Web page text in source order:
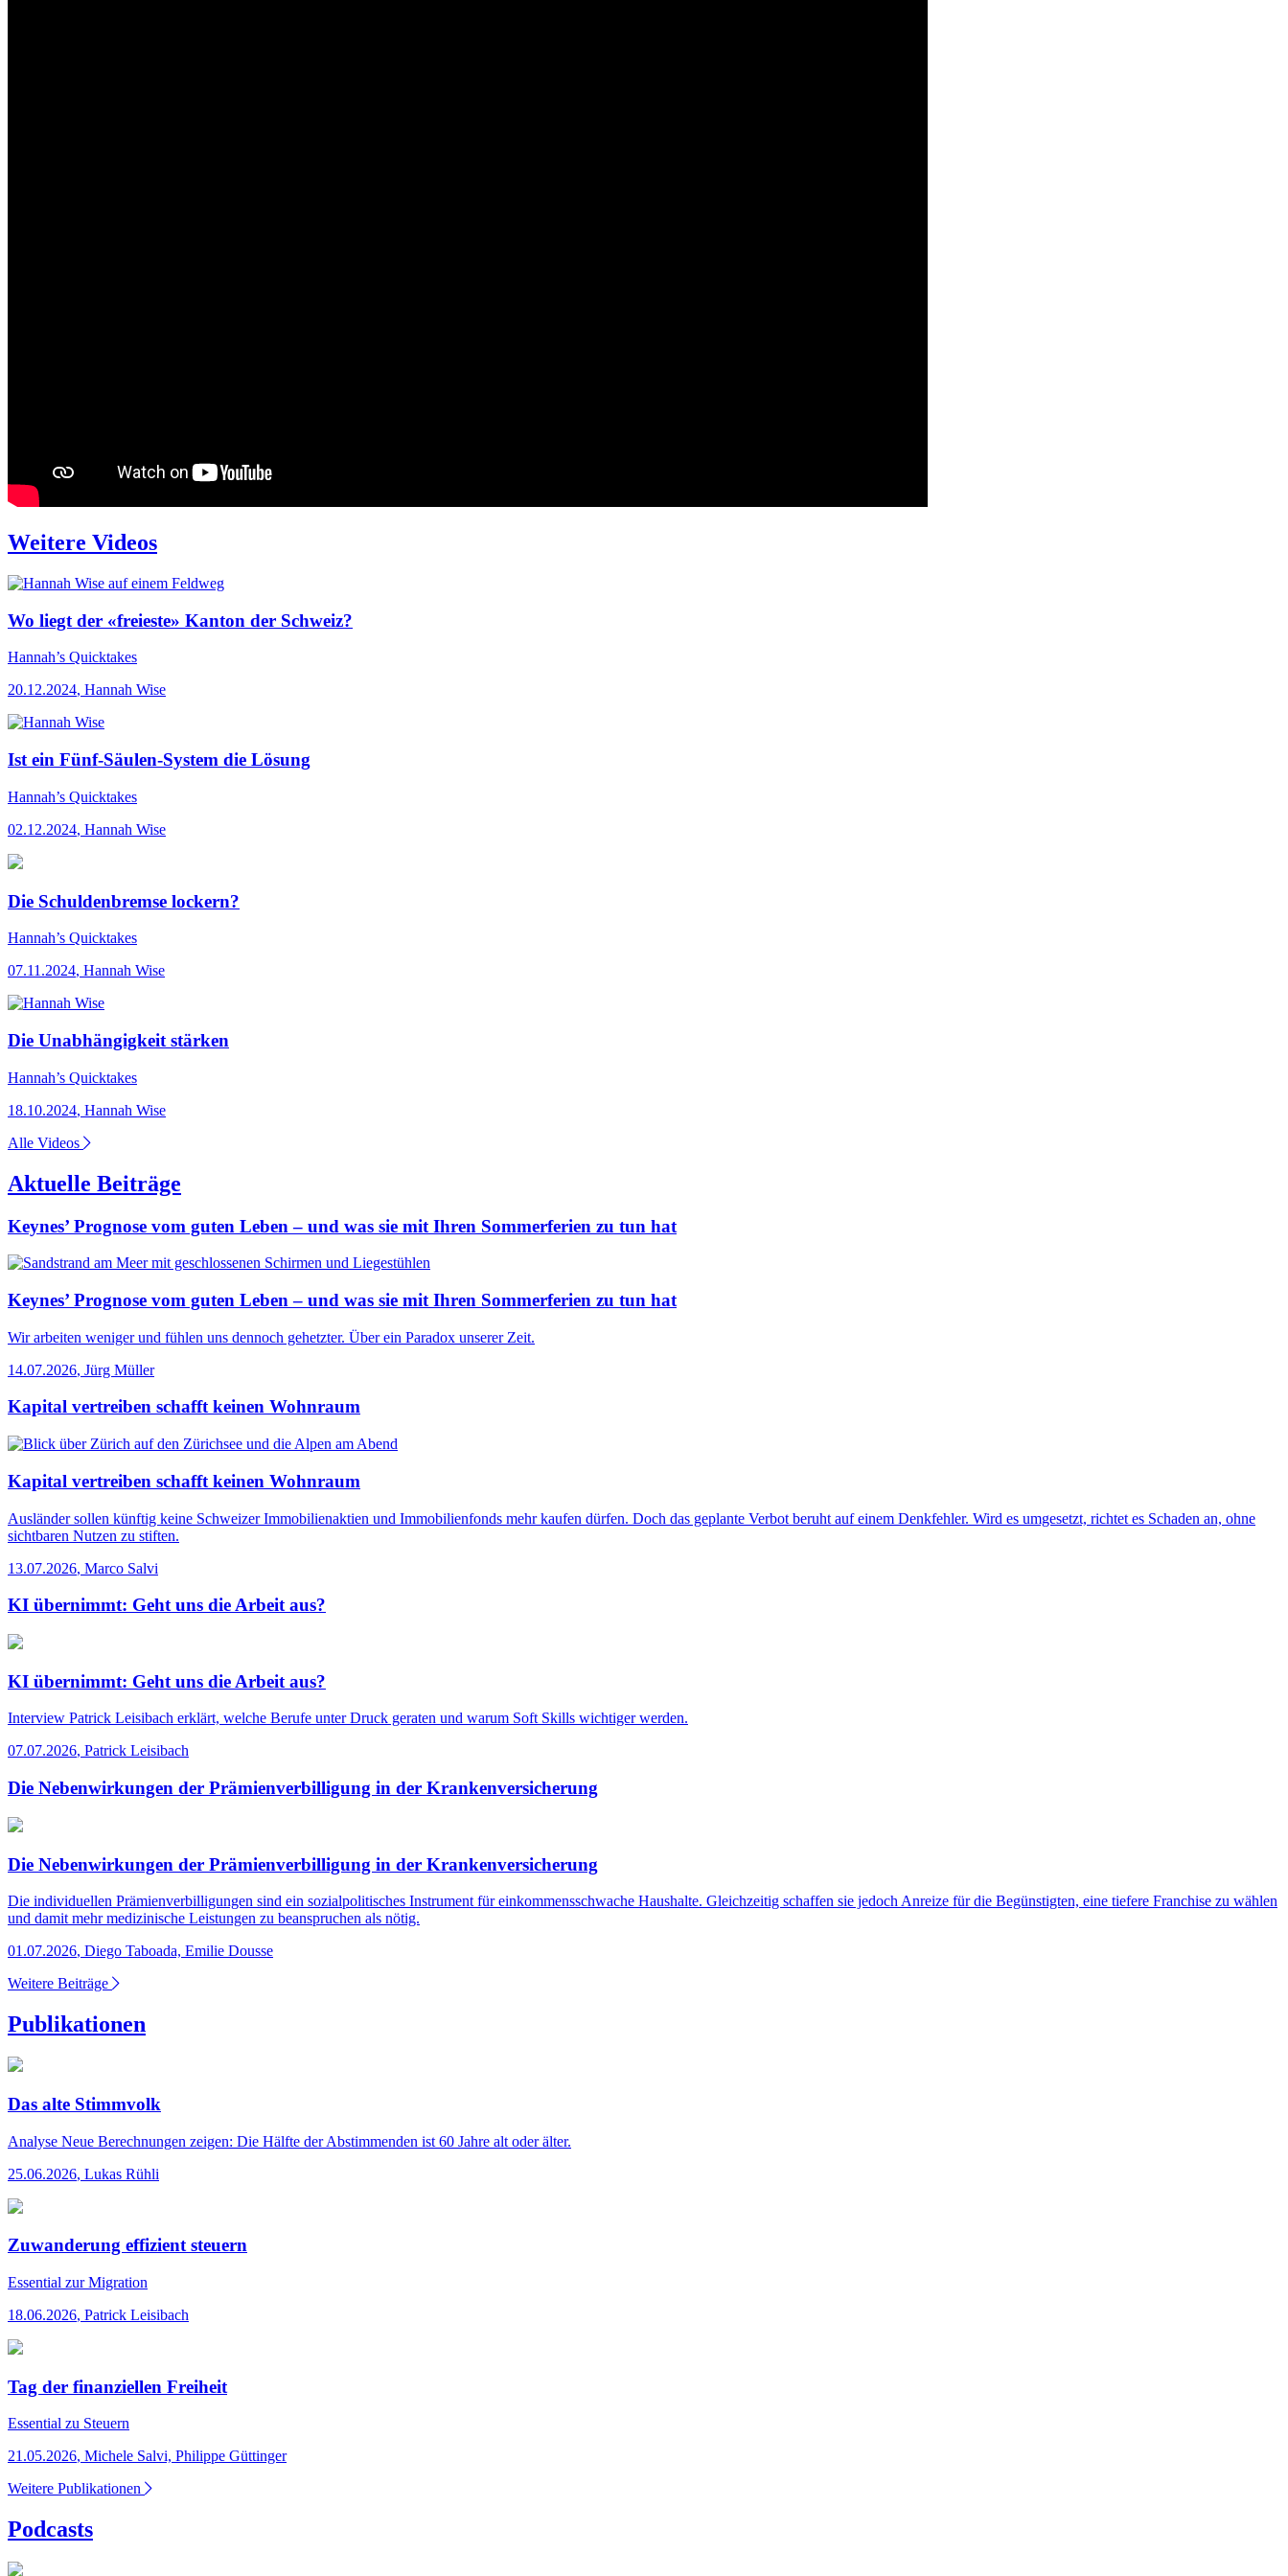
Weitere Videos
Wo liegt der «freieste» Kanton der Schweiz?
Hannah’s Quicktakes
20.12.2024, Hannah Wise
Ist ein Fünf-Säulen-System die Lösung
Hannah’s Quicktakes
02.12.2024, Hannah Wise
Die Schuldenbremse lockern?
Hannah’s Quicktakes
07.11.2024, Hannah Wise
Die Unabhängigkeit stärken
Hannah’s Quicktakes
18.10.2024, Hannah Wise
Alle Videos
Aktuelle Beiträge
Keynes’ Prognose vom guten Leben – und was sie mit Ihren Sommerferien zu tun hat
Keynes’ Prognose vom guten Leben – und was sie mit Ihren Sommerferien zu tun hat
Wir arbeiten weniger und fühlen uns dennoch gehetzter. Über ein Paradox unserer Zeit.
14.07.2026, Jürg Müller
Kapital vertreiben schafft keinen Wohnraum
Kapital vertreiben schafft keinen Wohnraum
Ausländer sollen künftig keine Schweizer Immobilienaktien und Immobilienfonds mehr kaufen dürfen. Doch das geplante Verbot beruht auf einem Denkfehler. Wird es umgesetzt, richtet es Schaden an, ohne
sichtbaren Nutzen zu stiften.
13.07.2026, Marco Salvi
KI übernimmt: Geht uns die Arbeit aus?
KI übernimmt: Geht uns die Arbeit aus?
Interview Patrick Leisibach erklärt, welche Berufe unter Druck geraten und warum Soft Skills wichtiger werden.
07.07.2026, Patrick Leisibach
Die Nebenwirkungen der Prämienverbilligung in der Krankenversicherung
Die Nebenwirkungen der Prämienverbilligung in der Krankenversicherung
Die individuellen Prämienverbilligungen sind ein sozialpolitisches Instrument für einkommensschwache Haushalte. Gleichzeitig schaffen sie jedoch Anreize für die Begünstigten, eine tiefere Franchise zu wählen
und damit mehr medizinische Leistungen zu beanspruchen als nötig.
01.07.2026, Diego Taboada, Emilie Dousse
Weitere Beiträge
Publikationen
Das alte Stimmvolk
Analyse Neue Berechnungen zeigen: Die Hälfte der Abstimmenden ist 60 Jahre alt oder älter.
25.06.2026, Lukas Rühli
Zuwanderung effizient steuern
Essential zur Migration
18.06.2026, Patrick Leisibach
Tag der finanziellen Freiheit
Essential zu Steuern
21.05.2026, Michele Salvi, Philippe Güttinger
Weitere Publikationen
Podcasts